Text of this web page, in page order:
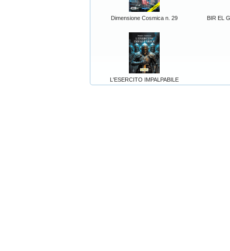
Dimensione Cosmica n. 29 BIR EL
L'ESERCITO IMPALPABILE